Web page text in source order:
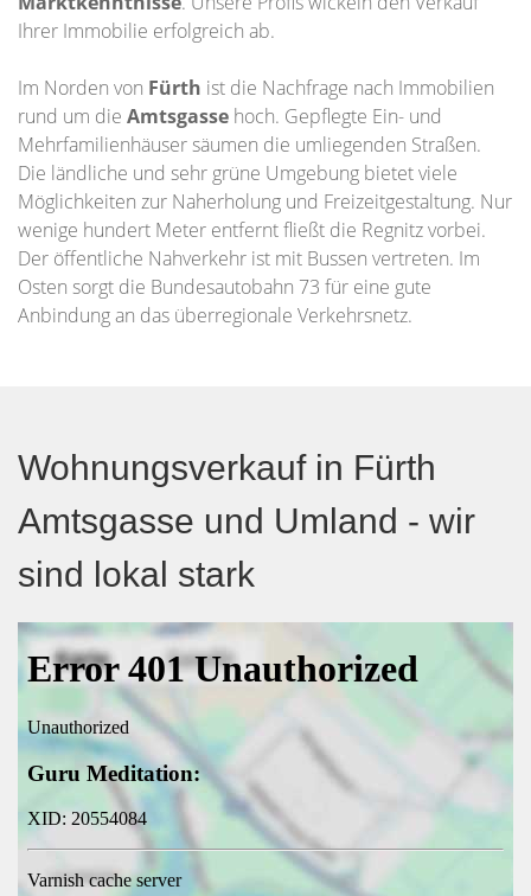
Ihrer Immobilie erfolgreich ab.
Im Norden von Fürth ist die Nachfrage nach Immobilien
rund um die Amtsgasse hoch. Gepflegte Ein- und
Mehrfamilienhäuser säumen die umliegenden Straßen.
Die ländliche und sehr grüne Umgebung bietet viele
Möglichkeiten zur Naherholung und Freizeitgestaltung. Nur
wenige hundert Meter entfernt fließt die Regnitz vorbei.
Der öffentliche Nahverkehr ist mit Bussen vertreten. Im
Osten sorgt die Bundesautobahn 73 für eine gute
Anbindung an das überregionale Verkehrsnetz.
Wohnungsverkauf in Fürth
Amtsgasse und Umland - wir
sind lokal stark